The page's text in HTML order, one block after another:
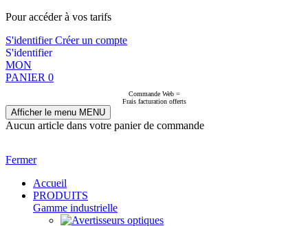
Pour accéder à vos tarifs
S'identifierCréer un compte
S'identifier
MON
PANIER 0
Commande Web =
Frais facturation offerts
Afficher le menu MENU
Aucun article dans votre panier de commande
Fermer
Accueil
PRODUITS
Gamme industrielle